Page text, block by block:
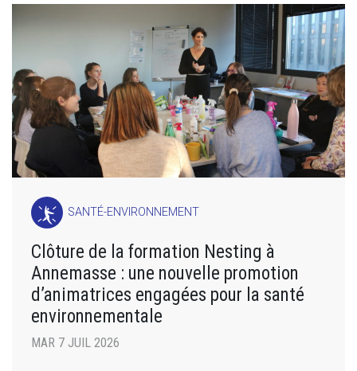
SANTÉ-ENVIRONNEMENT
Clôture de la formation Nesting à
Annemasse : une nouvelle promotion
d’animatrices engagées pour la santé
environnementale
MAR 7 JUIL 2026